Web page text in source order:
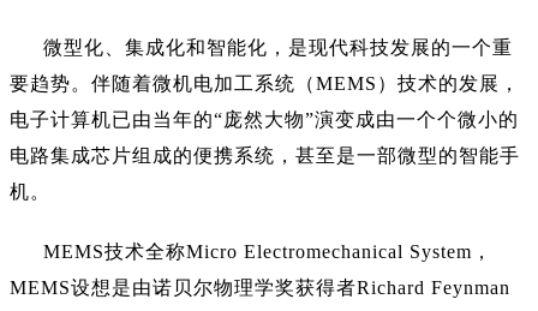
微型化、集成化和智能化，是现代科技发展的一个重
要趋势。伴随着微机电加工系统（MEMS）技术的发展，
电子计算机已由当年的“庞然大物”演变成由一个个微小的
电路集成芯片组成的便携系统，甚至是一部微型的智能手
机。
MEMS技术全称Micro Electromechanical System，
MEMS设想是由诺贝尔物理学奖获得者Richard Feynman